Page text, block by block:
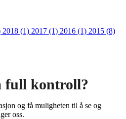
2018 (1) 2017 (1) 2016 (1) 2015 (8)
full kontroll?
og få muligheten til å se og
oss.